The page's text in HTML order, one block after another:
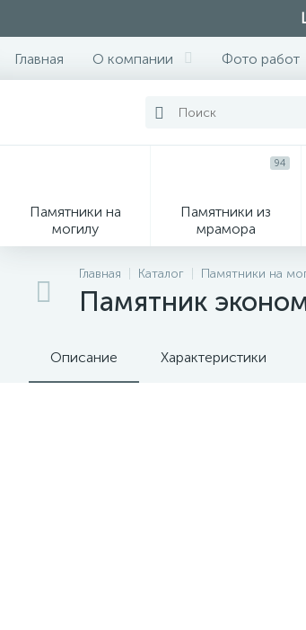
Главная О компании Фото работ
Памятники на
могилу
Памятники из
мрамора
94
Главная Каталог Памятники на
Памятник
Описание Характеристики